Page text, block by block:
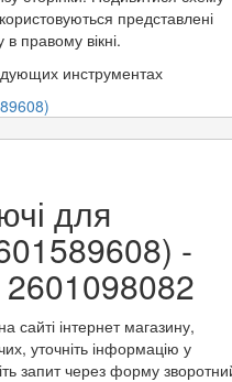
представлені
правому вікні.
инструментах
для
-
сайті інтернет магазину,
уточніть інформацію у
запит через форму